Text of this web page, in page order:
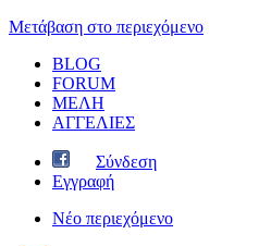
Μετάβαση στο περιεχόμενο
BLOG
FORUM
ΜΕΛΗ
ΑΓΓΕΛΙΕΣ
Σύνδεση
Εγγραφή
Νέο περιεχόμενο